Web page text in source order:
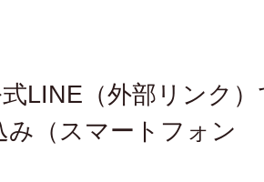
LINE（外部リンク）
み（スマートフォン